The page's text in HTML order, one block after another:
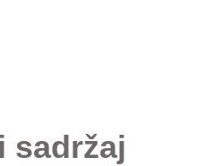
sadržaj